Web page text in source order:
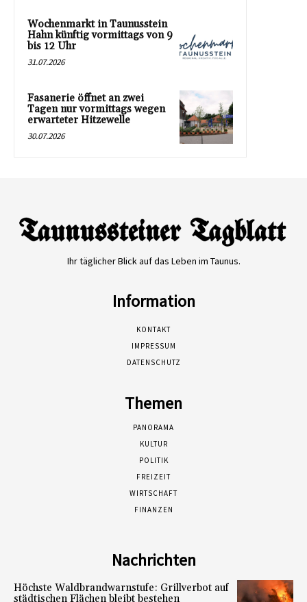
Wochenmarkt in Taunusstein
Hahn künftig vormittags von 9
bis 12 Uhr
31.07.2026
Fasanerie öffnet an zwei
Tagen nur vormittags wegen
erwarteter Hitzewelle
30.07.2026
Ihr täglicher Blick auf das Leben im Taunus.
Information
KONTAKT
IMPRESSUM
DATENSCHUTZ
Themen
PANORAMA
KULTUR
POLITIK
FREIZEIT
WIRTSCHAFT
FINANZEN
Nachrichten
Höchste Waldbrandwarnstufe: Grillverbot auf
städtischen Flächen bleibt bestehen